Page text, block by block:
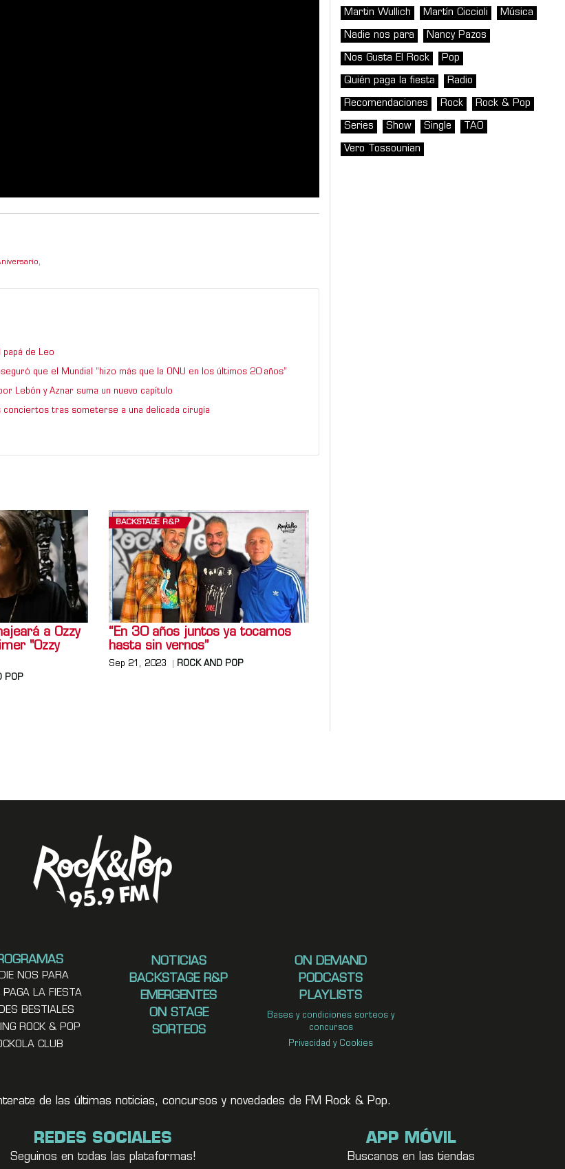
,
de Leo
que el Mundial “hizo más que la ONU en los últimos 20 años”
Lebón y Aznar suma un nuevo capítulo
tras someterse a una delicada cirugía
a Ozzy
"Ozzy
POP
BACKSTAGE R&P
“En 30 años juntos ya tocamos
hasta sin vernos”
Sep 21, 2023 ROCK AND POP
Martin Wullich Martín Ciccioli Música
Nadie nos para Nancy Pazos
Nos Gusta El Rock Pop
Quién paga la fiesta Radio
Recomendaciones Rock Rock & Pop
Series Show Single TAO
Vero Tossounian
NOS PARA
PAGA LA FIESTA
BESTIALES
ROCK & POP
CLUB
NOTICIAS
BACKSTAGE R&P
EMERGENTES
ON STAGE
SORTEOS
ON DEMAND
PODCASTS
PLAYLISTS
Bases y condiciones sorteos y
concursos
Privacidad y Cookies
de las últimas noticias, concursos y novedades de FM Rock & Pop.
REDES SOCIALES
Seguinos en todas las plataformas!
APP MÓVIL
Buscanos en las tiendas